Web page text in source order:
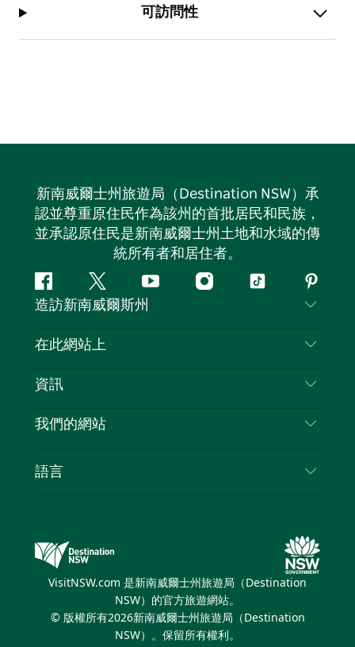
可訪問性
新南威爾士州旅遊局（Destination NSW）承
認並尊重原住民作為該州的首批居民和民族，
並承認原住民是新南威爾士州土地和水域的傳
統所有者和居住者。
Facebook嘰
嘰
喳
Youtube Instagram
抖
造訪新南威爾斯州
聯絡我們
隱私
Cookie 通知
在此網站上
目的地
新南威爾斯州公路旅行
活動
資訊
旅行資訊
新南威爾斯的商業
我們的網站
新南威爾士州旅遊局（Destination NSW）媒體中
繽紛悉尼燈光音樂節
語言
VisitNSW.com 是新南威爾士州旅遊局（Destination
NSW）的官方旅遊網站。
© 版權所有2026新南威爾士州旅遊局（Destination
NSW）。保留所有權利。